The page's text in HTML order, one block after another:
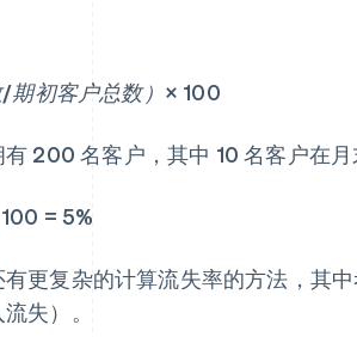
期初客户总数）× 100
200 名客户，其中 10 名客户在
= 5%
更复杂的计算流失率的方法，其
失）。